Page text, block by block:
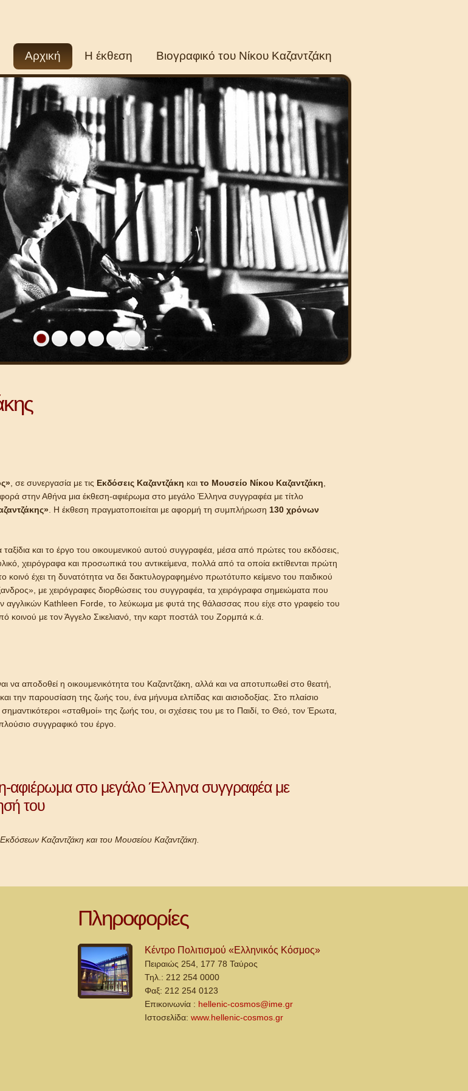
Αρχική Η έκθεση Βιογραφικό του Νίκου Καζαντζάκη
, σε συνεργασία με τις Εκδόσεις Καζαντζάκη και το Μουσείο Νίκου Καζαντζάκη
στην Αθήνα μια έκθεση-αφιέρωμα στο μεγάλο Έλληνα συγγραφέα με τίτλο
. Η έκθεση πραγματοποιείται με αφορμή τη συμπλήρωση 130 χρόνων
ταξίδια και το έργο του οικουμενικού αυτού συγγραφέα, μέσα από πρώτες του εκδόσεις,
χειρόγραφα και προσωπικά του αντικείμενα, πολλά από τα οποία εκτίθενται πρώτη
έχει τη δυνατότητα να δει δακτυλογραφημένο πρωτότυπο κείμενο του παιδικού
με χειρόγραφες διορθώσεις του συγγραφέα, τα χειρόγραφα σημειώματα που
Kathleen Forde, το λεύκωμα με φυτά της θάλασσας που είχε στο γραφείο του
κοινού με τον Άγγελο Σικελιανό, την καρτ ποστάλ του Ζορμπά κ.ά.
να αποδοθεί η οικουμενικότητα του Καζαντζάκη, αλλά και να αποτυπωθεί στο θεατή,
την παρουσίαση της ζωής του, ένα μήνυμα ελπίδας και αισιοδοξίας. Στο πλαίσιο
«σταθμοί» της ζωής του, οι σχέσεις του με το Παιδί, το Θεό, τον Έρωτα,
συγγραφικό του έργο.
αφιέρωμα στο μεγάλο Έλληνα συγγραφέα με
του
Καζαντζάκη και του Μουσείου Καζαντζάκη.
Πληροφορίες
Κέντρο Πολιτισμού «Ελληνικός Κόσμος»
Πειραιώς 254, 177 78 Ταύρος
Τηλ.: 212 254 0000
Φαξ: 212 254 0123
Επικοινωνία : hellenic-cosmos@ime.gr
Ιστοσελίδα: www.hellenic-cosmos.gr